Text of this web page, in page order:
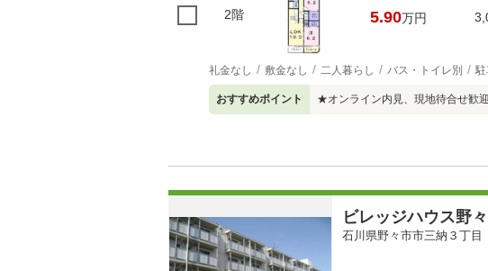
2階 5.90万円
礼金なし 敷金なし 二人暮らし バス・トイレ別
おすすめポイント ★オンライン内見、現地待合せ歓
ビレッジハウス野
石川県野々市市三納３丁目